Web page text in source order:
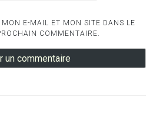
E-MAIL ET MON SITE DANS LE
COMMENTAIRE.